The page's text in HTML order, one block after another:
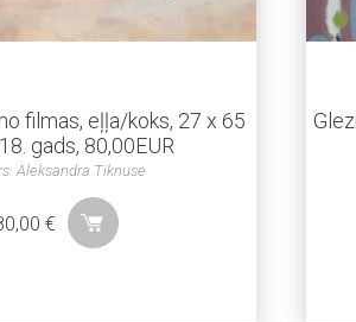
filmas, eļļa/koks, 27 x 65
gads, 80,00EUR
Aleksandra Tiknuse
€